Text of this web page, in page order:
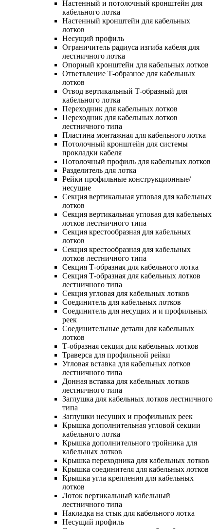
Настенный и потолочный кронштейн для
кабельного лотка
Настенный кронштейн для кабельных
лотков
Несущий профиль
Ограничитель радиуса изгиба кабеля для
лестничного лотка
Опорный кронштейн для кабельных лотков
Ответвление Т-образное для кабельных
лотков
Отвод вертикальный Т-образный для
кабельного лотка
Переходник для кабельных лотков
Переходник для кабельных лотков
лестничного типа
Пластина монтажная для кабельного лотка
Потолочный кронштейн для системы
прокладки кабеля
Потолочный профиль для кабельных лотков
Разделитель для лотка
Рейки профильные конструкционные/
несущие
Секция вертикальная угловая для кабельных
лотков
Секция вертикальная угловая для кабельных
лотков лестничного типа
Секция крестообразная для кабельных
лотков
Секция крестообразная для кабельных
лотков лестничного типа
Секция Т-образная для кабельного лотка
Секция Т-образная для кабельных лотков
лестничного типа
Секция угловая для кабельных лотков
Соединитель для кабельных лотков
Соединитель для несущих и и профильных
реек
Соединительные детали для кабельных
лотков
Т-образная секция для кабельных лотков
Траверса для профильной рейки
Угловая вставка для кабельных лотков
лестничного типа
Донная вставка для кабельных лотков
лестничного типа
Заглушка для кабельных лотков лестничного
типа
Заглушки несущих и профильных реек
Крышка дополнительная угловой секции
кабельного лотка
Крышка дополнительного тройника для
кабельных лотков
Крышка переходника для кабельных лотков
Крышка соединителя для кабельных лотков
Крышка угла крепления для кабельных
лотков
Лоток вертикальный кабельный
лестничного типа
Накладка на стык для кабельного лотка
Несущий профиль